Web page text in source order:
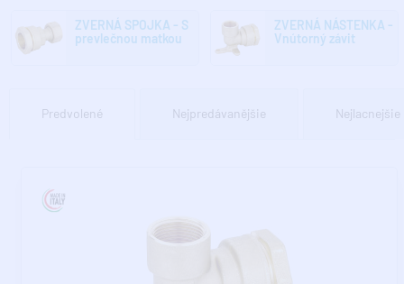
ZVERNÁ SPOJKA - S
prevlečnou matkou
ZVERNÁ NÁSTENKA -
Vnútorný závit
Predvolené Nejpredávanějšie Nejlacnejšie